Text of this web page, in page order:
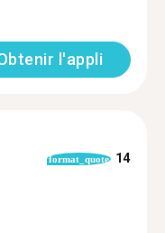
l'appli
format_quote 14